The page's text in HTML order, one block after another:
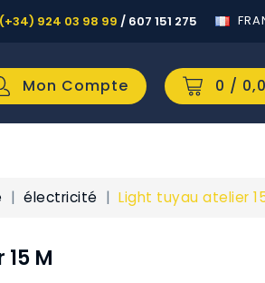
(+34) 924 03 98 99 / 607 151 275
0 /
Mon Compte
électricité Light tuyau atelier
M